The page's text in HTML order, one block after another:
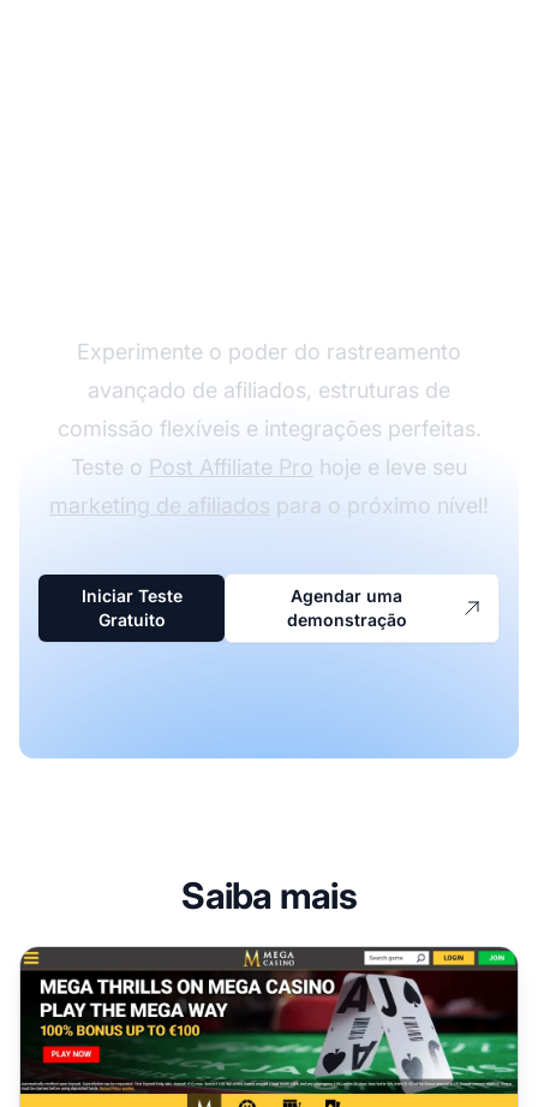
Experimente o poder do rastreamento
avançado de afiliados, estruturas de
comissão flexíveis e integrações perfeitas.
Teste o Post Affiliate Pro hoje e leve seu
marketing de afiliados para o próximo nível!
Iniciar Teste
Gratuito
Agendar uma
demonstração
Saiba mais
Programa de Afiliados Mega Casino